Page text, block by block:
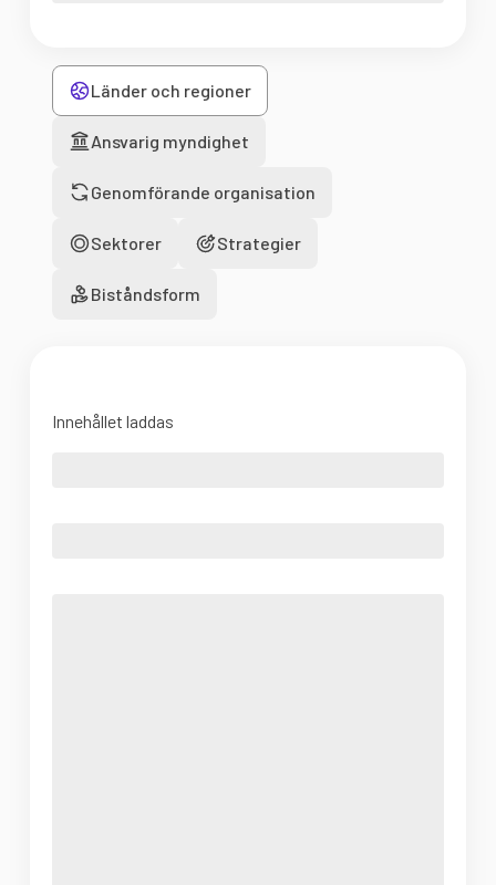
Länder och regioner
Ansvarig myndighet
Genomförande organisation
Sektorer Strategier
Biståndsform
Innehållet laddas